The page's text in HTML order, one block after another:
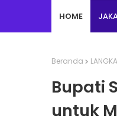
HOME
Beranda
Bupati
untuk